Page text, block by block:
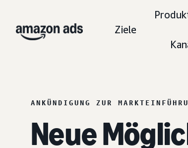
Ziele
ANKÜNDIGUNG ZUR
Neue